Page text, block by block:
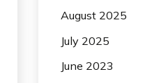
August 2025
July 2025
June 2023